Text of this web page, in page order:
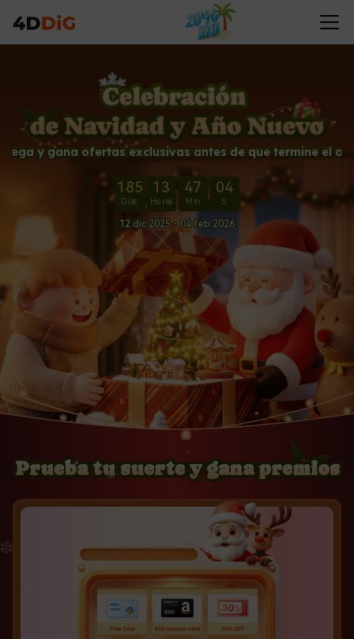
y gana ofertas exclusivas antes de que termine el
185
Días
: 13
Horas
: 47
Min
: 05
S
12 dic 2025 - 04 feb 2026
Prueba tu suerte y gana premios